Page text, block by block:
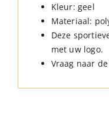
Kleur: geel
Materiaal:
Deze
met uw logo.
Vraag naar